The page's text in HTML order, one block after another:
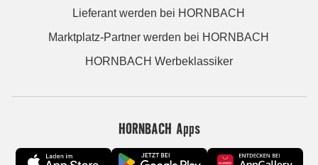
Lieferant werden bei HORNBACH
Marktplatz-Partner werden bei HORNBACH
HORNBACH Werbeklassiker
HORNBACH Apps